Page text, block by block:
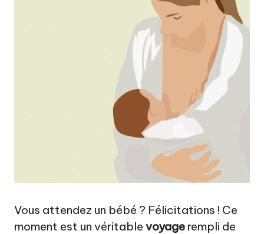
r
el
Vous attendez un bébé ? Félicitations ! Ce
moment est un véritable voyage rempli de